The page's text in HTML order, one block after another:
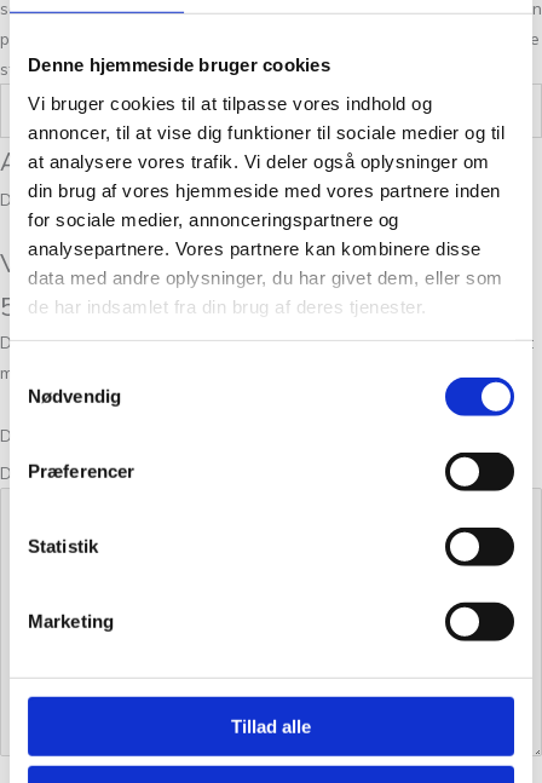
Denne hjemmeside bruger cookies
Vi bruger cookies til at tilpasse vores indhold og
annoncer, til at vise dig funktioner til sociale medier og til
at analysere vores trafik. Vi deler også oplysninger om
din brug af vores hjemmeside med vores partnere inden
for sociale medier, annonceringspartnere og
analysepartnere. Vores partnere kan kombinere disse
data med andre oplysninger, du har givet dem, eller som
de har indsamlet fra din brug af deres tjenester.
Samtykkevalg
Nødvendig
Præferencer
Statistik
Marketing
Tillad alle
så tag dig god tid og spørg os endelig til råds. Vi stræber altid efter en
personlig og nøje vejledning så du er på sikker vej med dine fremtidige
strikkeeventyr.
Vægt 0,05 kg
Anmeldelser
Der er endnu ikke nogle anmeldelser.
Vær den første til at anmelde “Spinni 7s –
50g”
Din e-mailadresse vil ikke blive publiceret. Krævede felter er markeret
med
Din bedømmelse
Din anmeldelse*